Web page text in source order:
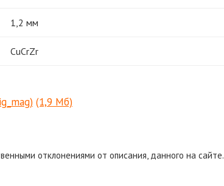
1,2 мм
CuCrZr
(1,9 Мб)
отклонениями от описания, данного на сайте.